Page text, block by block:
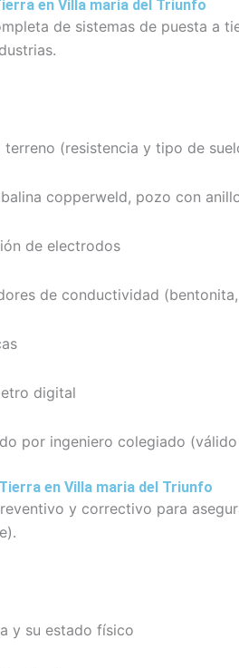
en Villa maria del Triunfo
de sistemas de puesta a
(resistencia y tipo de
copperweld, pozo con
de electrodos
de conductividad
digital
por ingeniero colegiado (válido
en Villa maria del Triunfo
y correctivo para
y su estado físico